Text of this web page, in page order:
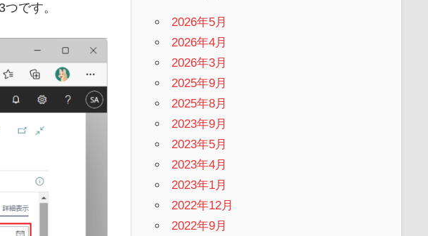
です。
2026年5月
2026年4月
2026年3月
2025年9月
2025年8月
2023年9月
2023年5月
2023年4月
2023年1月
2022年12月
2022年9月